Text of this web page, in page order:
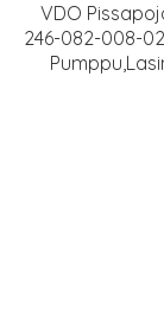
VDO
246-082-008-